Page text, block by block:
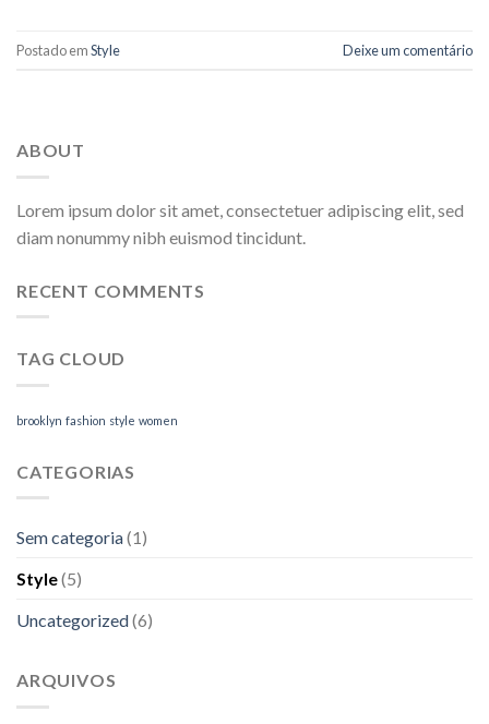
Postado emStyle Deixe um comentário
ABOUT
Lorem ipsum dolor sit amet, consectetuer adipiscing elit, sed
diam nonummy nibh euismod tincidunt.
RECENT COMMENTS
TAG CLOUD
brooklyn fashion style women
CATEGORIAS
Sem categoria(1)
Style(5)
Uncategorized(6)
ARQUIVOS